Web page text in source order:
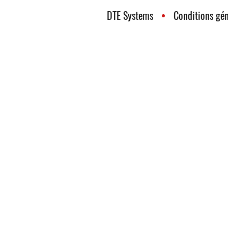
DTE Systems Conditions